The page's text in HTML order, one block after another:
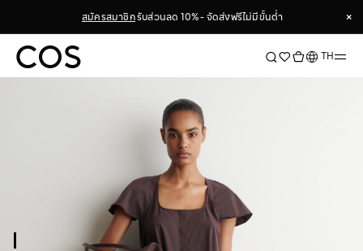
สมัครสมาชิกรับส่วนลด 10% - จัดส่งฟรีไม่มีขั้นต่ำ
×
×
ภาษาTH